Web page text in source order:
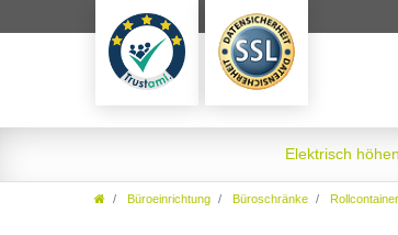
Elektrisch
Büroeinrichtung Büroschränke Rollcontainer